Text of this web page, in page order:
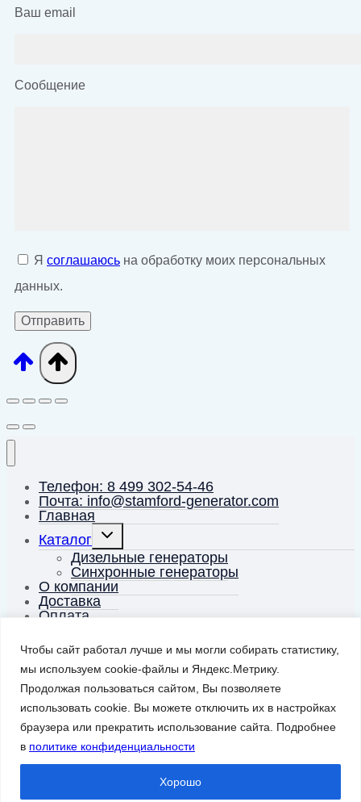
Чтобы сайт работал лучше и мы могли собирать статистику,
мы используем cookie-файлы и Яндекс.Метрику.
Продолжая пользоваться сайтом, Вы позволяете
использовать cookie. Вы можете отключить их в настройках
браузера или прекратить использование сайта. Подробнее
в политике конфиденциальности
Хорошо
Ваш email
Сообщение
Я соглашаюсь на обработку моих персональных
данных.
Телефон: 8 499 302-54-46
Почта: info@stamford-generator.com
Главная
Каталог
Переключить
дочернее
меню
Дизельные генераторы
Синхронные генераторы
О компании
Доставка
Оплата
Контакты
0
Заказать звонок
Искать: Поиск